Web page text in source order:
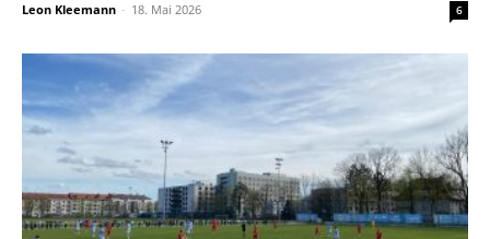
Leon Kleemann - 18. Mai 2026 6